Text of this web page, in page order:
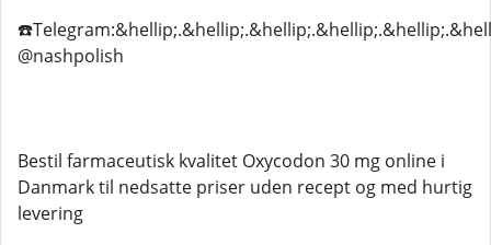
@nashpolish
Bestil farmaceutisk kvalitet Oxycodon 30 mg online i
Danmark til nedsatte priser uden recept og med hurtig
levering